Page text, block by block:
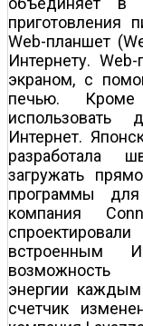
приготовления
Web-планшет
Интернету.
экраном, с
печью.
использовать
Интернет.
разработала
загружать
программы
компания
встроенным
возможность
энергии
счетчик